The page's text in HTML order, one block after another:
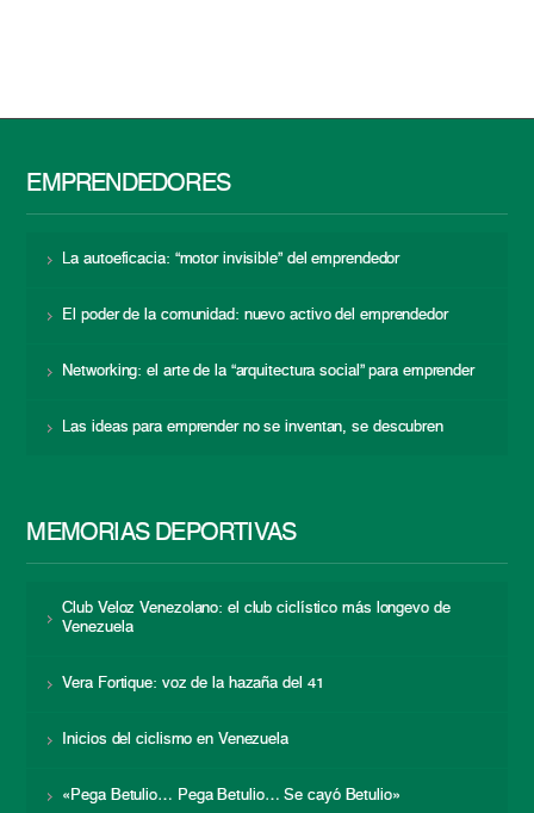
EMPRENDEDORES
La autoeficacia: “motor invisible” del emprendedor
El poder de la comunidad: nuevo activo del emprendedor
Networking: el arte de la “arquitectura social” para emprender
Las ideas para emprender no se inventan, se descubren
MEMORIAS DEPORTIVAS
Club Veloz Venezolano: el club ciclístico más longevo de
Venezuela
Vera Fortique: voz de la hazaña del 41
Inicios del ciclismo en Venezuela
«Pega Betulio… Pega Betulio… Se cayó Betulio»